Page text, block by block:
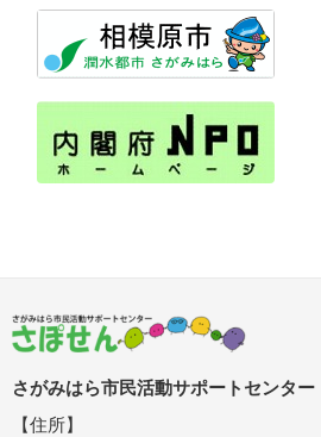
さがみはら市民活動サポートセンター
【住所】